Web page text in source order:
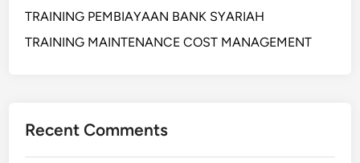
TRAINING PEMBIAYAAN BANK SYARIAH
TRAINING MAINTENANCE COST MANAGEMENT
Recent Comments